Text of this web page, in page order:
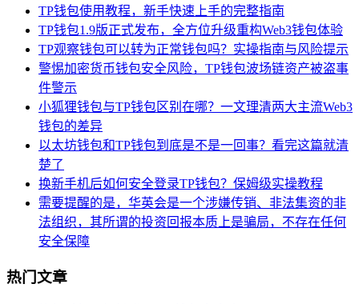
TP钱包使用教程，新手快速上手的完整指南
TP钱包1.9版正式发布，全方位升级重构Web3钱包体验
TP观察钱包可以转为正常钱包吗？实操指南与风险提示
警惕加密货币钱包安全风险，TP钱包波场链资产被盗事
件警示
小狐狸钱包与TP钱包区别在哪？一文理清两大主流Web3
钱包的差异
以太坊钱包和TP钱包到底是不是一回事？看完这篇就清
楚了
换新手机后如何安全登录TP钱包？保姆级实操教程
需要提醒的是，华英会是一个涉嫌传销、非法集资的非
法组织，其所谓的投资回报本质上是骗局，不存在任何
安全保障
热门文章